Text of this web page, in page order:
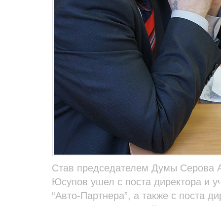
Став председателем Думы Серова
Юсупов ушел с поста директора и
“Авто-Партнера”, а также с поста